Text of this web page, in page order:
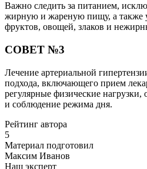
Важно следить за питанием,
жирную и жареную пищу, а также
фруктов, овощей, злаков и
СОВЕТ №3
Лечение артериальной
подхода, включающего прием
регулярные физические
и соблюдение режима дня.
Рейтинг автора
5
Материал подготовил
Максим Иванов
Наш эксперт